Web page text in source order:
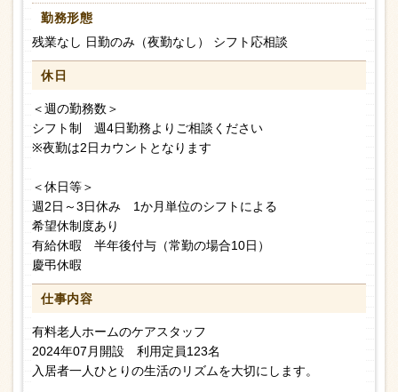
勤務形態
残業なし 日勤のみ（夜勤なし） シフト応相談
休日
＜週の勤務数＞
シフト制 週4日勤務よりご相談ください
※夜勤は2日カウントとなります
＜休日等＞
週2日～3日休み 1か月単位のシフトによる
希望休制度あり
有給休暇 半年後付与（常勤の場合10日）
慶弔休暇
仕事内容
有料老人ホームのケアスタッフ
2024年07月開設 利用定員123名
入居者一人ひとりの生活のリズムを大切にします。